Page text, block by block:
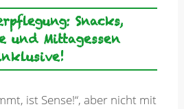
Snacks,
und Mittagessen
ist Sense!“, aber nicht mit